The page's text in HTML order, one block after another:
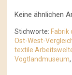
Keine ähnlichen
Stichworte: Fabrik
Ost-West-
textile
Vogtlandmuseum,